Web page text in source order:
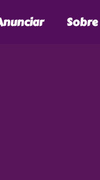
Sobre